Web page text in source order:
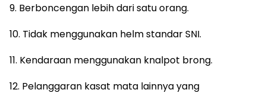
9. Berboncengan lebih dari satu orang.
10. Tidak menggunakan helm standar SNI.
11. Kendaraan menggunakan knalpot brong.
12. Pelanggaran kasat mata lainnya yang